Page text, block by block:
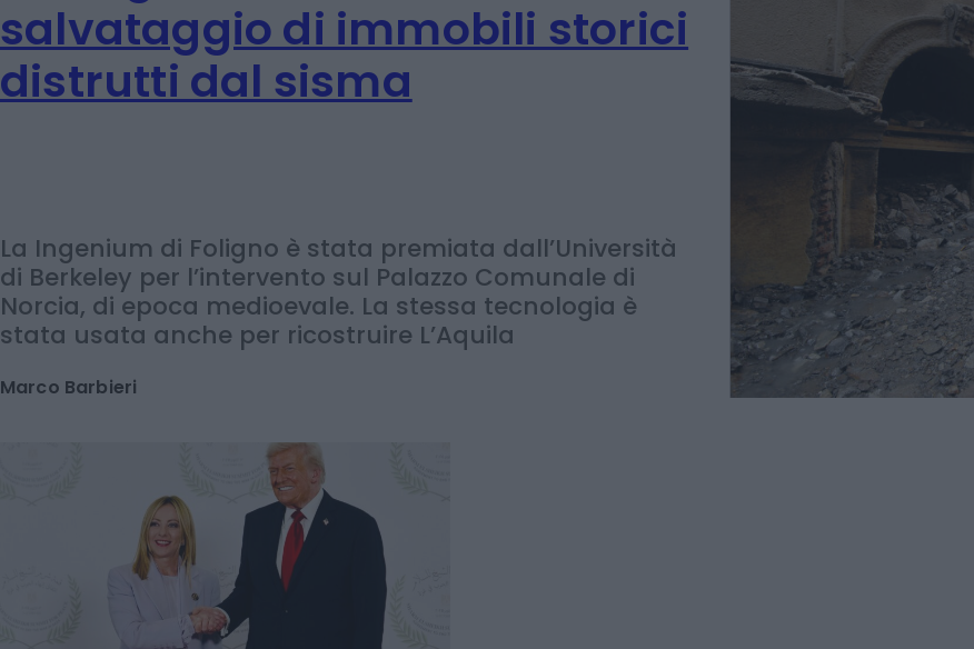
RICOSTRUZIONE
MUTUI E CASA
Italia gran maestra del
La Ingenium di Foligno è stata premiata dall’Università
di Berkeley per l’intervento sul Palazzo Comunale di
stata usata anche per ricostruire L’Aquila